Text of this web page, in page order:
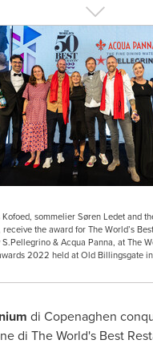
Kofoed, sommelier Søren Ledet and
the award for The World’s
& Acqua Panna, at The
2022 held at Old Billingsgate
di Copenaghen
di The World's Best